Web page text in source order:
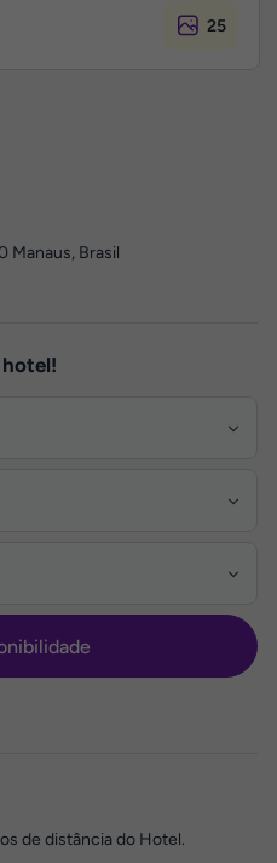
25
Manaus, Brasil
de distância do Hotel.